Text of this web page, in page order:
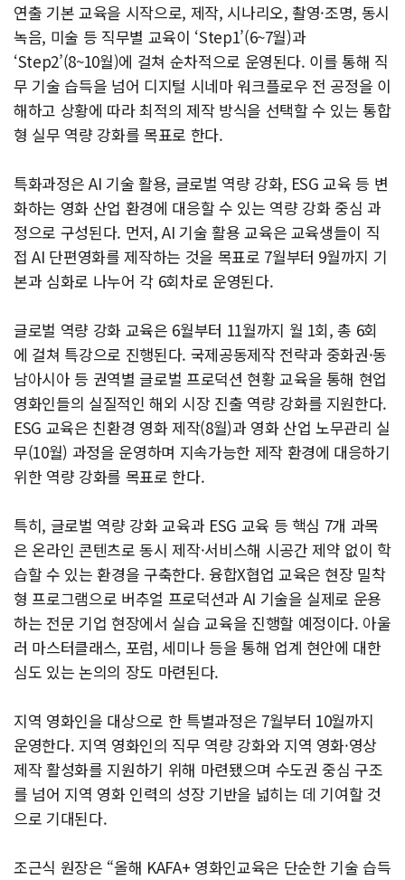
연출 기본 교육을 시작으로, 제작, 시나리오, 촬영·조명, 동시
녹음, 미술 등 직무별 교육이 ‘Step1’(6~7월)과
‘Step2’(8~10월)에 걸쳐 순차적으로 운영된다. 이를 통해 직
무 기술 습득을 넘어 디지털 시네마 워크플로우 전 공정을 이
해하고 상황에 따라 최적의 제작 방식을 선택할 수 있는 통합
형 실무 역량 강화를 목표로 한다.
특화과정은 AI 기술 활용, 글로벌 역량 강화, ESG 교육 등 변
화하는 영화 산업 환경에 대응할 수 있는 역량 강화 중심 과
정으로 구성된다. 먼저, AI 기술 활용 교육은 교육생들이 직
접 AI 단편영화를 제작하는 것을 목표로 7월부터 9월까지 기
본과 심화로 나누어 각 6회차로 운영된다.
글로벌 역량 강화 교육은 6월부터 11월까지 월 1회, 총 6회
에 걸쳐 특강으로 진행된다. 국제공동제작 전략과 중화권·동
남아시아 등 권역별 글로벌 프로덕션 현황 교육을 통해 현업
영화인들의 실질적인 해외 시장 진출 역량 강화를 지원한다.
ESG 교육은 친환경 영화 제작(8월)과 영화 산업 노무관리 실
무(10월) 과정을 운영하며 지속가능한 제작 환경에 대응하기
위한 역량 강화를 목표로 한다.
특히, 글로벌 역량 강화 교육과 ESG 교육 등 핵심 7개 과목
은 온라인 콘텐츠로 동시 제작·서비스해 시공간 제약 없이 학
습할 수 있는 환경을 구축한다. 융합X협업 교육은 현장 밀착
형 프로그램으로 버추얼 프로덕션과 AI 기술을 실제로 운용
하는 전문 기업 현장에서 실습 교육을 진행할 예정이다. 아울
러 마스터클래스, 포럼, 세미나 등을 통해 업계 현안에 대한
심도 있는 논의의 장도 마련된다.
지역 영화인을 대상으로 한 특별과정은 7월부터 10월까지
운영한다. 지역 영화인의 직무 역량 강화와 지역 영화·영상
제작 활성화를 지원하기 위해 마련됐으며 수도권 중심 구조
를 넘어 지역 영화 인력의 성장 기반을 넓히는 데 기여할 것
으로 기대된다.
조근식 원장은 “올해 KAFA+ 영화인교육은 단순한 기술 습득